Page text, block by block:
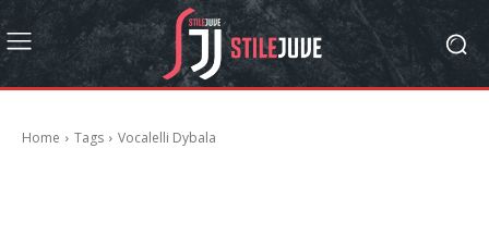
Home Tags Vocalelli Dybala